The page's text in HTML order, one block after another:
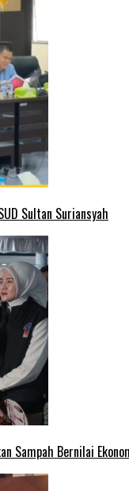
Sultan Suriansyah
Sampah Bernilai